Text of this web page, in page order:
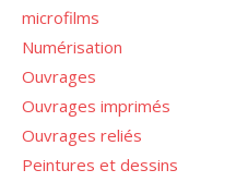
microfilms
Numérisation
Ouvrages
Ouvrages imprimés
Ouvrages reliés
Peintures et dessins